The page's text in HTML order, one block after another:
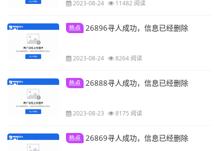
2023-08-24 11482 阅读
热点 26896寻人成功，信息已经删除
2023-08-24 8264 阅读
热点 26888寻人成功，信息已经删除
2023-08-23 8175 阅读
热点 26869寻人成功，信息已经删除